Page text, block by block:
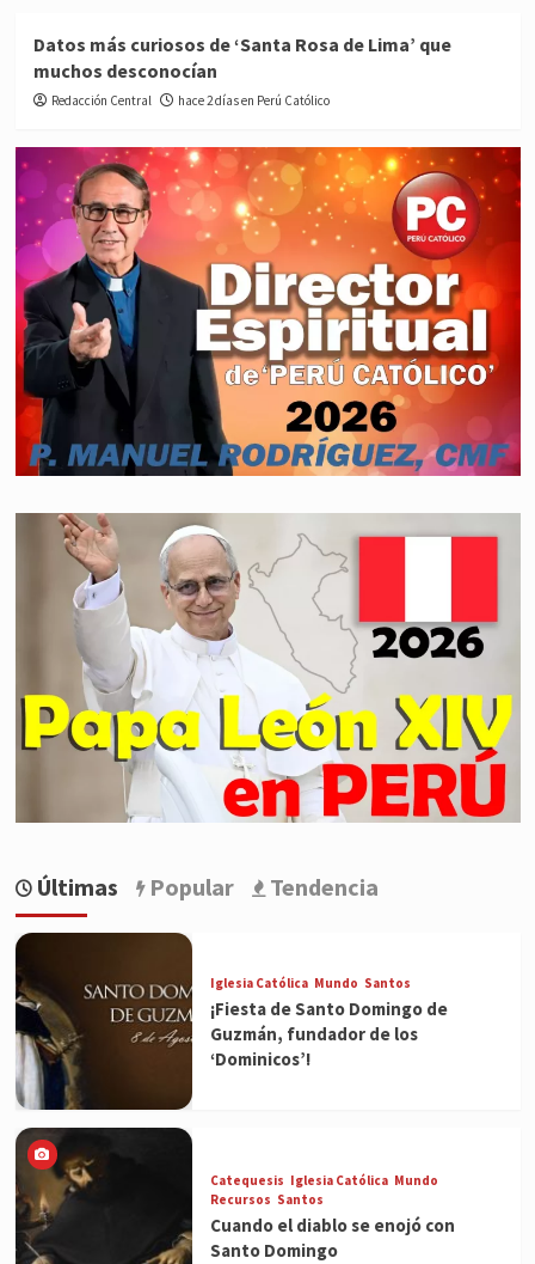
Datos más curiosos de ‘Santa Rosa de Lima’ que
muchos desconocían
Redacción Central hace 2 días en Perú Católico
Últimas Popular Tendencia
Iglesia Católica Mundo Santos
¡Fiesta de Santo Domingo de
Guzmán, fundador de los
‘Dominicos’!
Catequesis Iglesia Católica Mundo
Recursos Santos
Cuando el diablo se enojó con
Santo Domingo